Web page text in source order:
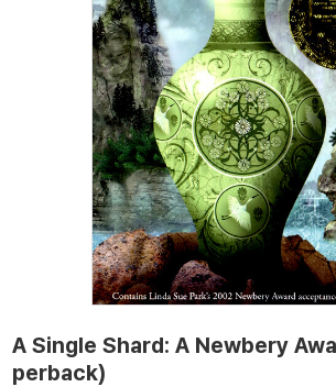
A Single Shard: A Newbery
perback)